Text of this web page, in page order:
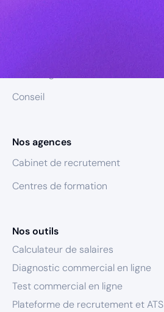
Conseil
Nos agences
Cabinet de recrutement
Centres de formation
Nos outils
Calculateur de salaires
Diagnostic commercial en ligne
Test commercial en ligne
Plateforme de recrutement et ATS